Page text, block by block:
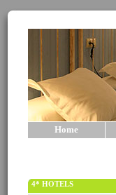
Home
4* HOTELS